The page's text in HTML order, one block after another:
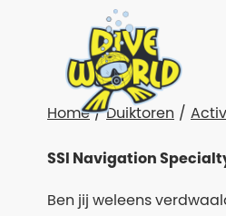
Home Duiktoren
SSI Navigation
Ben jij weleens